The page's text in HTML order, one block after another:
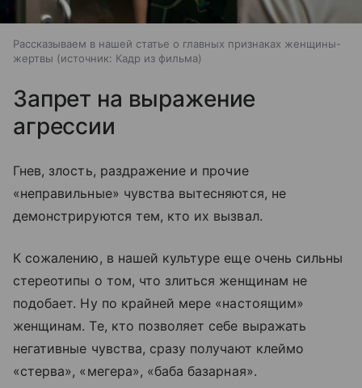
Рассказываем в нашей статье о главных признаках женщины-
жертвы
источник: Кадр из фильма
Запрет на выражение
агрессии
Гнев, злость, раздражение и прочие
«неправильные» чувства вытесняются, не
демонстрируются тем, кто их вызвал.
К сожалению, в нашей культуре еще очень сильны
стереотипы о том, что злиться женщинам не
подобает. Ну по крайней мере «настоящим»
женщинам. Те, кто позволяет себе выражать
негативные чувства, сразу получают клеймо
«стерва», «мегера», «баба базарная».